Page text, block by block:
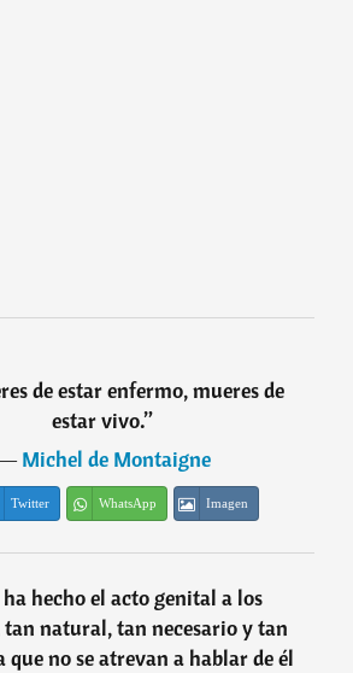
de estar enfermo, mueres de
estar vivo.”
Michel de Montaigne
Twitter WhatsApp Imagen
ha hecho el acto genital a los
tan natural, tan necesario y tan
que no se atrevan a hablar de él